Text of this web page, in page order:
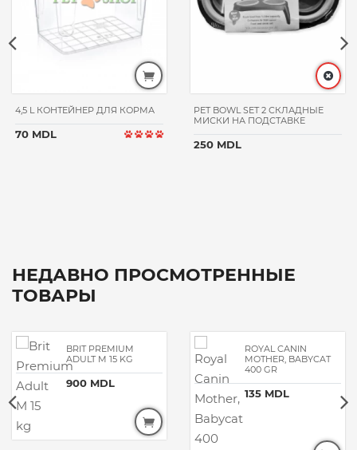
4,5 L КОНТЕЙНЕР ДЛЯ КОРМА
70 MDL
PET BOWL SET 2 СКЛАДНЫЕ
МИСКИ НА ПОДСТАВКЕ
250 MDL
НЕДАВНО ПРОСМОТРЕННЫЕ
ТОВАРЫ
BRIT PREMIUM
ADULT M 15 KG
900 MDL
ROYAL CANIN
MOTHER, BABYCAT
400 GR
135 MDL